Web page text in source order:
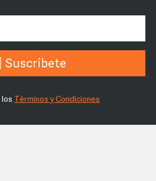
Suscríbete
los Términos y Condiciones